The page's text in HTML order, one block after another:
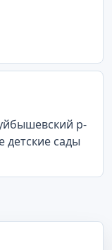
р-
детские сады